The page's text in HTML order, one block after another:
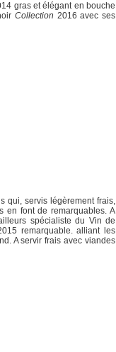
gras et élégant en bouche
Collection 2016 avec ses
qui, servis légèrement frais,
en font de remarquables. A
spécialiste du Vin de
remarquable. alliant les
A servir frais avec viandes